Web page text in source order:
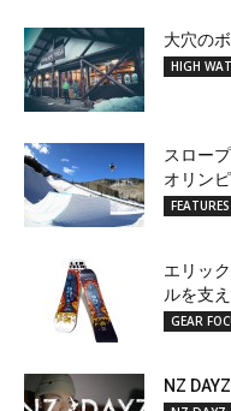
大穴の
HIGH
スロー
オリン
FEATURES
エリッ
ルを支
GEAR
NZ